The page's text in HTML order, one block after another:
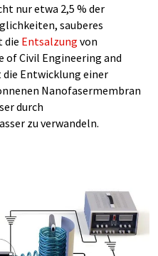
nur etwa 2,5 % der
sauberes
die Entsalzung von
of Civil Engineering and
Entwicklung einer
Nanofasermembran
durch
zu verwandeln.